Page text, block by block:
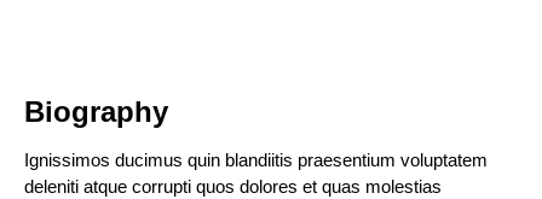
Biography
Ignissimos ducimus quin blandiitis praesentium voluptatem
deleniti atque corrupti quos dolores et quas molestias